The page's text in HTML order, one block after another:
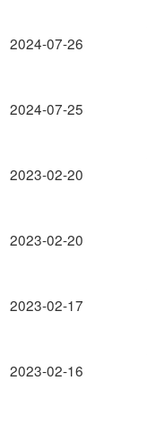
2024-07-26
2024-07-25
2023-02-20
2023-02-20
2023-02-17
2023-02-16